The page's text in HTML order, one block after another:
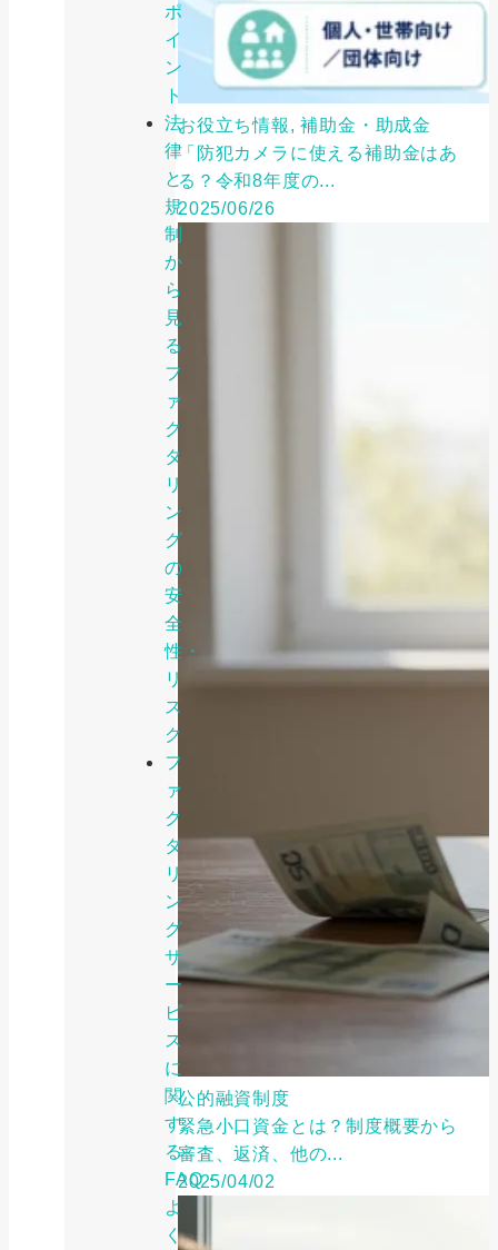
ポ
イ
ン
ト
法
律
と
規
制
か
ら
見
る
フ
ァ
ク
タ
リ
ン
グ
の
安
全
性・
リ
ス
ク
フ
ァ
ク
タ
リ
ン
グ
サ
ー
ビ
ス
に
関
す
る
FAQ・
よ
く
お役立ち情報, 補助金・助成金
「防犯カメラに使える補助金はあ
る？令和8年度の...
2025/06/26
公的融資制度
緊急小口資金とは？制度概要から
審査、返済、他の...
2025/04/02